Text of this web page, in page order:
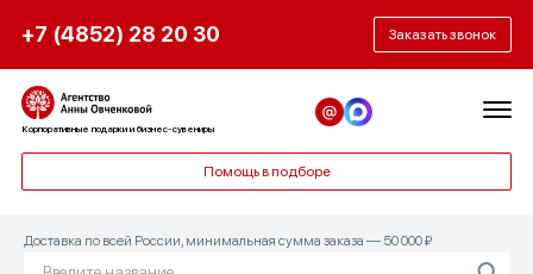
+7 (4852) 28 20 30 Заказать звонок
Корпоративные подарки и бизнес-сувениры
Помощь в подборе
Доставка по всей России, минимальная сумма заказа — 50 000 ₽